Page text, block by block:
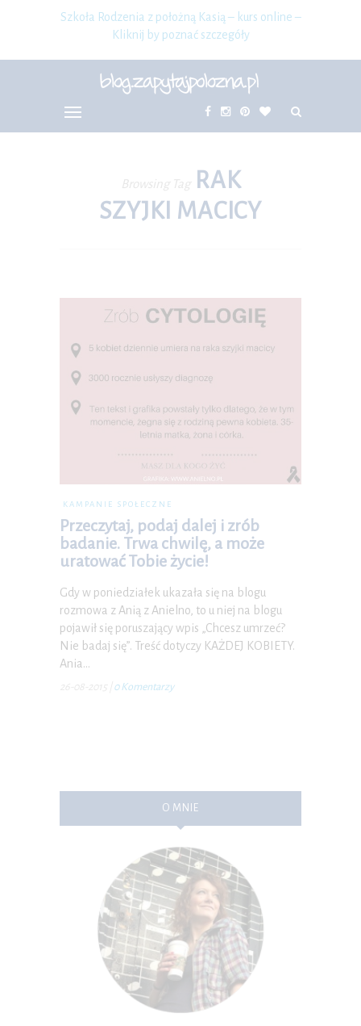
Szkoła Rodzenia z położną Kasią – kurs online –
Kliknij by poznać szczegóły
Browsing Tag
RAK
SZYJKI MACICY
KAMPANIE SPOŁECZNE
Przeczytaj, podaj dalej i zrób
badanie. Trwa chwilę, a może
uratować Tobie życie!
Gdy w poniedziałek ukazała się na blogu
rozmowa z Anią z Anielno, to u niej na blogu
pojawił się poruszający wpis „Chcesz umrzeć?
Nie badaj się”. Treść dotyczy KAŻDEJ KOBIETY.
Ania…
26-08-2015 0 Komentarzy
O MNIE